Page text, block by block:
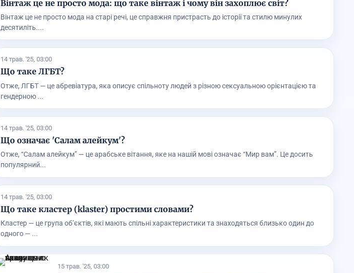
Вінтаж це не просто мода: що таке вінтаж і чому він захоплює світ?
Вінтаж це не просто мода на старі речі, це справжня пристрасть до історії та стилю минулих
десятиліть....
14 трав. '25, 03:00
Що таке ЛГБТ?
Отже, ЛГБТ — це абревіатура, яка описує спільноту людей з різною сексуальною орієнтацією та
гендерною ...
14 трав. '25, 03:00
Що означає 'Салам алейкум'?
Отже, “Салам алейкум” — це арабське вітання, яке на нашій мові означає “Мир вам”. Це досить
популярний...
14 трав. '25, 03:00
Що таке кластер (klaster) простими словами?
Кластер — це група об’єктів, які мають спільні характеристики та знаходяться близько один до
одного — ...
15 трав. '25, 03:00